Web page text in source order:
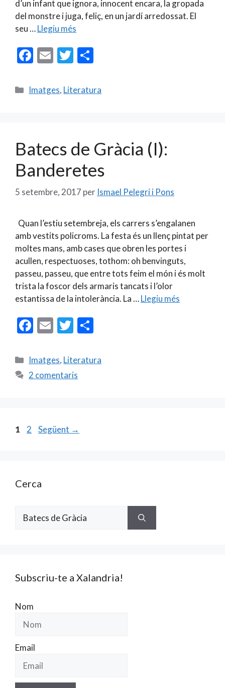
d’un infant que ignora, innocent encara, la gropada
del monstre i juga, feliç, en un jardí arredossat. El
seu …Llegiu més
F
e
k
E
ai
T
itt m
ix
Categories
Imatges, Literatura
Batecs de Gràcia (I):
Banderetes
5 setembre, 2017 per Ismael Pelegrí i Pons
Quan l’estiu setembreja, els carrers s’engalanen
amb vestits policroms. La festa és un llenç pintat per
moltes mans, amb cases que obren les portes i
acullen, respectuoses, tothom: oh benvinguts,
passeu, passeu, que entre tots feim el món i és molt
trista la foscor dels armaris tancats i l’olor
estantissa de la intolerància. La …Llegiu més
F
e
b
k
E
ai
l
T
itt
er
m
Categories
Imatges, Literatura
2 comentaris
Pàgina
1 Pàgina
2 Següent →
Cerca
Subscriu-te a Xalandria!
Nom
Email